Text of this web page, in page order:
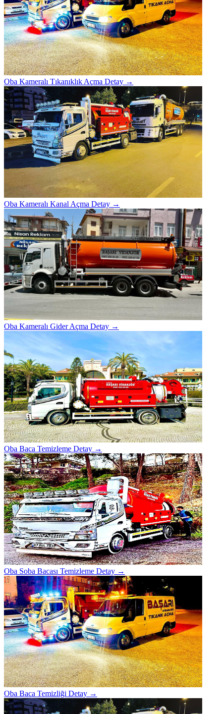
Oba Kameralı Tıkanıklık Açma Detay →
Oba Kameralı Kanal Açma Detay →
Oba Kameralı Gider Açma Detay →
Oba Baca Temizleme Detay →
Oba Soba Bacası Temizleme Detay →
Oba Baca Temizliği Detay →